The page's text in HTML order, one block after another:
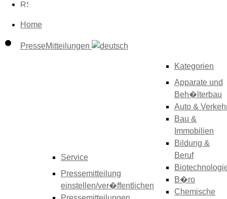
Home
PresseMitteilungen
Service
Pressemitteilung
einstellen/ver�ffentlichen
Kategorien
Apparate und
Beh�lterbau
Auto &
Bau &
Immobilien
Bildung &
Beruf
B�ro
Chemische